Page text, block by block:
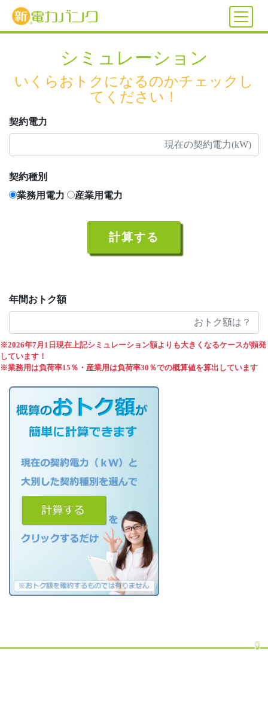
シミュレーション
いくらおトクになるのかチェックし
てください！
契約電力
契約種別
業務用電力
産業用電力
計算する
年間おトク額
※2026年7月1日現在上記シミュレーション額よりも大きくなるケースが頻発
しています！
※業務用は負荷率15％・産業用は負荷率30％での概算値を算出しています